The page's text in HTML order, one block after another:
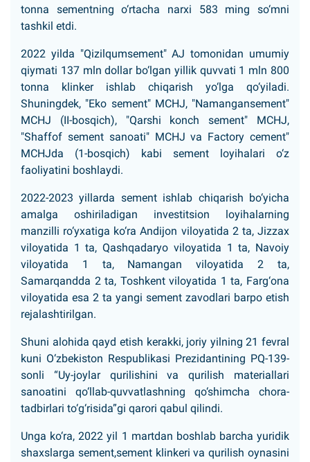
tonna sementning o‘rtacha narxi 583 ming so‘mni
tashkil etdi.
2022 yilda "Qizilqumsement" AJ tomonidan umumiy
qiymati 137 mln dollar bo‘lgan yillik quvvati 1 mln 800
tonna klinker ishlab chiqarish yo‘lga qo‘yiladi.
Shuningdek, "Eko sement" MCHJ, "Namangansement"
MCHJ (II-bosqich), "Qarshi konch sement" MCHJ,
"Shaffof sement sanoati" MCHJ va Factory cement"
MCHJda (1-bosqich) kabi sement loyihalari o‘z
faoliyatini boshlaydi.
2022-2023 yillarda sement ishlab chiqarish bo‘yicha
amalga oshiriladigan investitsion loyihalarning
manzilli ro‘yxatiga ko‘ra Andijon viloyatida 2 ta, Jizzax
viloyatida 1 ta, Qashqadaryo viloyatida 1 ta, Navoiy
viloyatida 1 ta, Namangan viloyatida 2 ta,
Samarqandda 2 ta, Toshkent viloyatida 1 ta, Farg‘ona
viloyatida esa 2 ta yangi sement zavodlari barpo etish
rejalashtirilgan.
Shuni alohida qayd etish kerakki, joriy yilning 21 fevral
kuni O‘zbekiston Respublikasi Prezidantining PQ-139-
sonli “Uy-joylar qurilishini va qurilish materiallari
sanoatini qo‘llab-quvvatlashning qo‘shimcha chora-
tadbirlari to‘g‘risida”gi qarori qabul qilindi.
Unga ko‘ra, 2022 yil 1 martdan boshlab barcha yuridik
shaxslarga sement,sement klinkeri va qurilish oynasini